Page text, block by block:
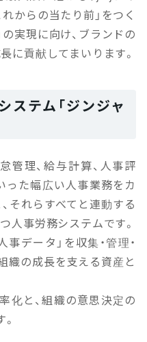
からの当たり前」をつく
実現に向け、ブランドの
に貢献してまいります。
ステム「ジンジャ
管理、給与計算、人事評
った幅広い人事業務をカ
それらすべてと連動する
人事労務システムです。
データ」を収集・管理・
織の成長を支える資産と
化と、組織の意思決定の